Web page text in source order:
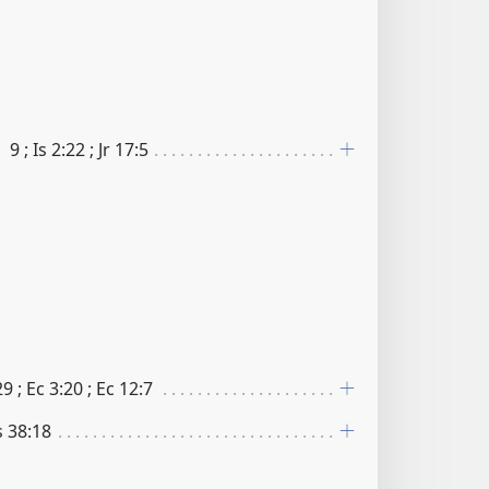
; Is 2​:​22 ; Jr 17​:​5
; Ec 3​:​20 ; Ec 12​:​7
38​:​18